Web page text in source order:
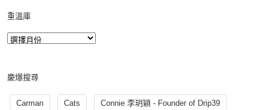
重溫庫
慶爆搜尋
Carman Cats Connie 李玥穎 - Founder of Drip39